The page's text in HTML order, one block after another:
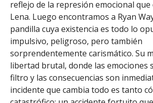
reflejo de la represión emocional que
Lena. Luego encontramos a Ryan
pandilla cuya existencia es todo lo
impulsivo, peligroso, pero también
sorprendentemente carismático. Su
libertad brutal, donde las emociones
filtro y las consecuencias son
incidente que cambia todo es tanto